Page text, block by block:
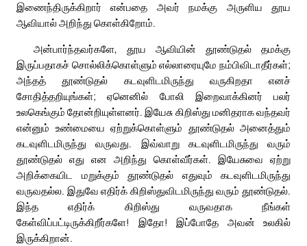
இணைந்திருக்கிறார் என்பதை அவர் நமக்கு அருளிய தூய
ஆவியால் அறிந்து கொள்கிறோம்.
அன்பார்ந்தவர்களே, தூய ஆவியின் தூண்டுதல் தமக்கு
இருப்பதாகச் சொல்லிக்கொள்ளும் எல்லாரையுமே நம்பிவிடாதீர்கள்;
அந்தத் தூண்டுதல் கடவுளிடமிருந்து வருகிறதா எனச்
சோதித்தறியுங்கள்; ஏனெனில் போலி இறைவாக்கினர் பலர்
உலகெங்கும் தோன்றியுள்ளனர். இயேசு கிறிஸ்து மனிதராக வந்தவர்
என்னும் உண்மையை ஏற்றுக்கொள்ளும் தூண்டுதல் அனைத்தும்
கடவுளிடமிருந்து வருவது. இவ்வாறு கடவுளிடமிருந்து வரும்
தூண்டுதல் எது என அறிந்து கொள்வீர்கள். இயேசுவை ஏற்று
அறிக்கையிட மறுக்கும் தூண்டுதல் எதுவும் கடவுளிடமிருந்து
வருவதல்ல. இதுவே எதிர்க் கிறிஸ்துவிடமிருந்து வரும் தூண்டுதல்.
இந்த எதிர்க் கிறிஸ்து வருவதாக நீங்கள்
கேள்விப்பட்டிருக்கிறீர்களே! இதோ! இப்போதே அவன் உலகில்
இருக்கிறான்.